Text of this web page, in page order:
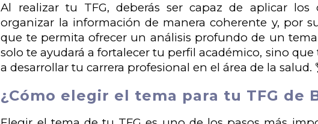
Al realizar tu TFG, deberás ser capaz de aplicar
organizar la información de manera coherente y, por
que te permita ofrecer un análisis profundo de un
solo te ayudará a fortalecer tu perfil académico, sino
a desarrollar tu carrera profesional en el área de la salud.
¿Cómo elegir el tema para tu TFG de